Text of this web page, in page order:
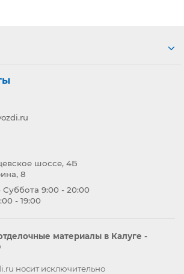
шоссе, 4Б
8
9:00 - 20:00
- 19:00
материалы в Калуге -
носит исключительно